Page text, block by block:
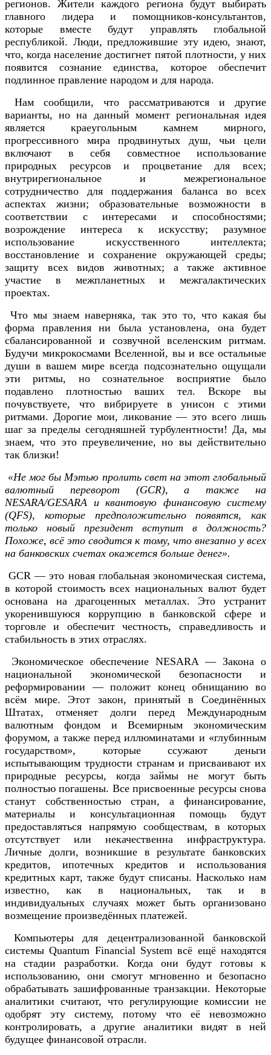
регионов. Жители каждого региона будут выбирать
главного лидера и помощников-консультантов,
которые вместе будут управлять глобальной
республикой. Люди, предложившие эту идею, знают,
что, когда население достигнет пятой плотности, у них
появится сознание единства, которое обеспечит
подлинное правление народом и для народа.
Нам сообщили, что рассматриваются и другие
варианты, но на данный момент региональная идея
является краеугольным камнем мирного,
прогрессивного мира продвинутых душ, чьи цели
включают в себя совместное использование
природных ресурсов и процветание для всех;
внутрирегиональное и межрегиональное
сотрудничество для поддержания баланса во всех
аспектах жизни; образовательные возможности в
соответствии с интересами и способностями;
возрождение интереса к искусству; разумное
использование искусственного интеллекта;
восстановление и сохранение окружающей среды;
защиту всех видов животных; а также активное
участие в межпланетных и межгалактических
проектах.
Что мы знаем наверняка, так это то, что какая бы
форма правления ни была установлена, она будет
сбалансированной и созвучной вселенским ритмам.
Будучи микрокосмами Вселенной, вы и все остальные
души в вашем мире всегда подсознательно ощущали
эти ритмы, но сознательное восприятие было
подавлено плотностью ваших тел. Вскоре вы
почувствуете, что вибрируете в унисон с этими
ритмами. Дорогие мои, ликование — это всего лишь
шаг за пределы сегодняшней турбулентности! Да, мы
знаем, что это преувеличение, но вы действительно
так близки!
«Не мог бы Мэтью пролить свет на этот глобальный
валютный переворот (GCR), а также на
NESARA/GESARA и квантовую финансовую систему
(QFS), которые предположительно появятся, как
только новый президент вступит в должность?
Похоже, всё это сводится к тому, что внезапно у всех
на банковских счетах окажется больше денег».
GCR — это новая глобальная экономическая система,
в которой стоимость всех национальных валют будет
основана на драгоценных металлах. Это устранит
укоренившуюся коррупцию в банковской сфере и
торговле и обеспечит честность, справедливость и
стабильность в этих отраслях.
Экономическое обеспечение NESARA — Закона о
национальной экономической безопасности и
реформировании — положит конец обнищанию во
всём мире. Этот закон, принятый в Соединённых
Штатах, отменяет долги перед Международным
валютным фондом и Всемирным экономическим
форумом, а также перед иллюминатами и «глубинным
государством», которые ссужают деньги
испытывающим трудности странам и присваивают их
природные ресурсы, когда займы не могут быть
полностью погашены. Все присвоенные ресурсы снова
станут собственностью стран, а финансирование,
материалы и консультационная помощь будут
предоставляться напрямую сообществам, в которых
отсутствует или некачественна инфраструктура.
Личные долги, возникшие в результате банковских
кредитов, ипотечных кредитов и использования
кредитных карт, также будут списаны. Насколько нам
известно, как в национальных, так и в
индивидуальных случаях может быть организовано
возмещение произведённых платежей.
Компьютеры для децентрализованной банковской
системы Quantum Financial System всё ещё находятся
на стадии разработки. Когда они будут готовы к
использованию, они смогут мгновенно и безопасно
обрабатывать зашифрованные транзакции. Некоторые
аналитики считают, что регулирующие комиссии не
одобрят эту систему, потому что её невозможно
контролировать, а другие аналитики видят в ней
будущее финансовой отрасли.